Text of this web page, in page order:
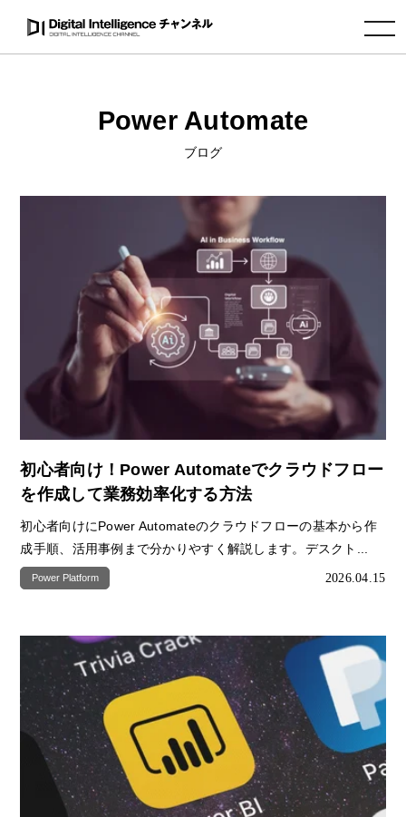
toggle navigation
Power Automate
ブログ
初心者向け！Power Automateでクラウドフロー
を作成して業務効率化する方法
初心者向けにPower Automateのクラウドフローの基本から作
成手順、活用事例まで分かりやすく解説します。デスクト...
Power Platform 2026.04.15